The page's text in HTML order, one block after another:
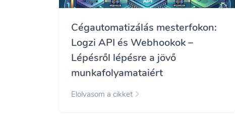
Cégautomatizálás mesterfokon:
Logzi API és Webhookok –
Lépésről lépésre a jövő
munkafolyamataiért
Elolvasom a cikket